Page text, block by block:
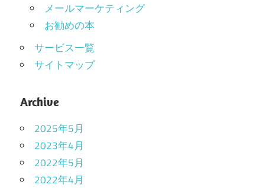
メールマーケティング
お勧めの本
サービス一覧
サイトマップ
Archive
2025年5月
2023年4月
2022年5月
2022年4月